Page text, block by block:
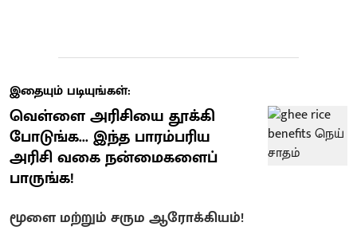
இதையும் படியுங்கள்:
வெள்ளை அரிசியை தூக்கி
போடுங்க... இந்த பாரம்பரிய
அரிசி வகை நன்மைகளைப்
பாருங்க!
மூளை மற்றும் சரும ஆரோக்கியம்!